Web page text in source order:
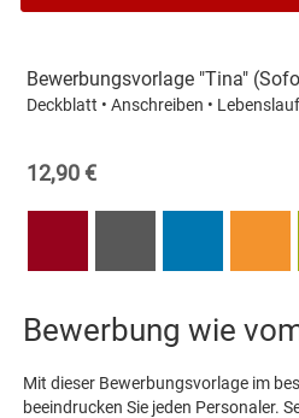
der
Bewerbungsvorlage "Tina"
Deckblatt • Anschreiben •
12,90 €
Bewerbung wie
Mit dieser Bewerbungsvorlage im
beeindrucken Sie jeden Personaler.